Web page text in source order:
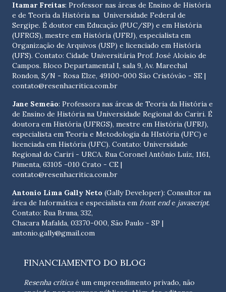
Itamar Freitas: Professor nas áreas de Ensino de História
e de Teoria da História na Universidade Federal de
Sergipe. É doutor em Educação (PUC/SP) e em História
(UFRGS), mestre em História (UFRJ), especialista em
Organização de Arquivos (USP) e licenciado em História
(UFS). Contato: Cidade Universitária Prof. José Aloísio de
Campos. Bloco Departamental I, sala 9, Av. Marechal
Rondon, S/N - Rosa Elze, 49100-000 São Cristóvão - SE |
contato@resenhacritica.com.br
Jane Semeão: Professora nas áreas de Teoria da História e
de Ensino de História na Universidade Regional do Cariri. É
doutora em História (UFRGS), mestre em História (UFRJ),
especialista em Teoria e Metodologia da HIstória (UFC) e
licenciada em História (UFC). Contato: Universidade
Regional do Cariri - URCA. Rua Coronel Antônio Luíz, 1161,
Pimenta, 63105 -010 Crato - CE |
contato@resenhacritica.com.br
Antonio Lima Gally Neto (Gally Developer): Consultor na
área de Informática e especialista em front ende javascript.
Contato: Rua Bruna, 332,
Chacara Mafalda, 03370-000, São Paulo - SP |
antonio.gally@gmail.com
FINANCIAMENTO DO BLOG
Resenha críticaé um empreendimento privado, não